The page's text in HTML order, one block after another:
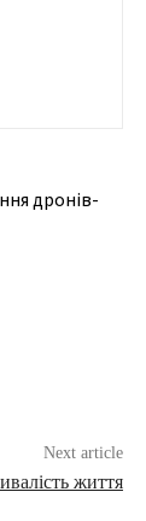
дронів-
Next article
життя